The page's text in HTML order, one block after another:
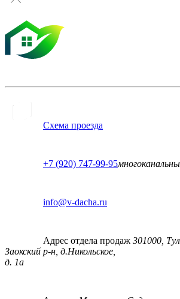
Схема проезда
+7 (920) 747-99-95
info@v-dacha.ru
Адрес отдела продаж 301000,
Заокский р-н, д.Никольское,
д. 1а